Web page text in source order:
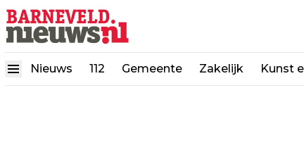
Nieuws 112 Gemeente Zakelijk Kunst